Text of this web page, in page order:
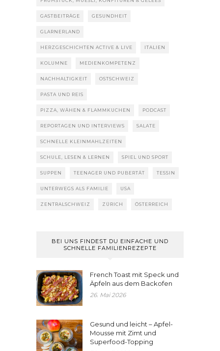
GASTBEITRÄGE GESUNDHEIT
GLARNERLAND
HERZGESCHICHTEN ACTIVE & LIVE ITALIEN
KOLUMNE MEDIENKOMPETENZ
NACHHALTIGKEIT OSTSCHWEIZ
PASTA UND REIS
PIZZA, WÄHEN & FLAMMKUCHEN PODCAST
REPORTAGEN UND INTERVIEWS SALATE
SCHNELLE KLEINMAHLZEITEN
SCHULE, LESEN & LERNEN SPIEL UND SPORT
SUPPEN TEENAGER UND PUBERTÄT TESSIN
UNTERWEGS ALS FAMILIE USA
ZENTRALSCHWEIZ ZÜRICH ÖSTERREICH
BEI UNS FINDEST DU EINFACHE UND
SCHNELLE FAMILIENREZEPTE
French Toast mit Speck und
Äpfeln aus dem Backofen
26. Mai 2026
Gesund und leicht – Apfel-
Mousse mit Zimt und
Superfood-Topping